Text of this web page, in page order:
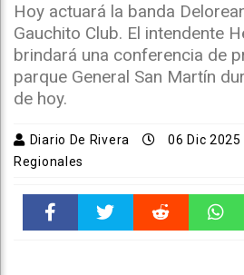
Hoy actuará la banda
Gauchito Club. El intendente
brindará una conferencia de
parque General San Martín
de hoy.
Diario De Rivera 06 Dic 2025
Regionales